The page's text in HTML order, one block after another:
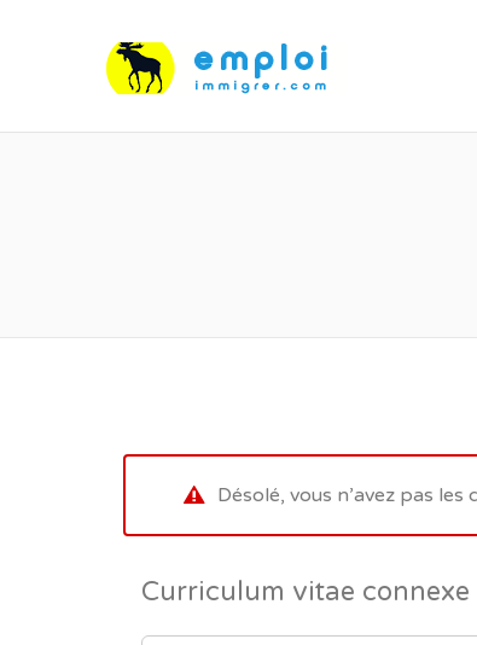
Désolé, vous n’avez pas
Curriculum vitae connexe